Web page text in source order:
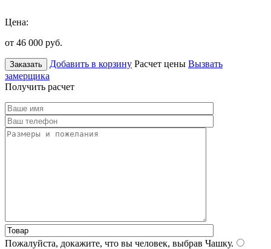
Цена:
от 46 000 руб.
Заказать Добавить в корзину Расчет цены Вызвать
замерщика
Получить расчет
Пожалуйста, докажите, что вы человек, выбрав Чашку.